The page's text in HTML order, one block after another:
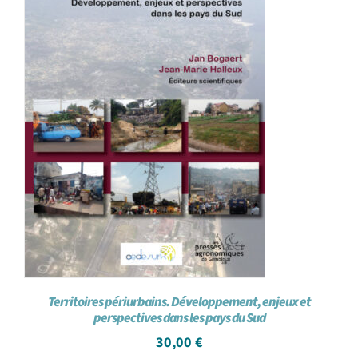
Territoires périurbains. Développement, enjeux et
perspectives dans les pays du Sud
30,00 €